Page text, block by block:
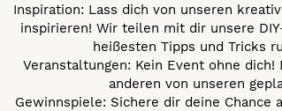
Inspiration: Lass dich von unseren
inspirieren! Wir teilen mit dir unsere
heißesten Tipps und Tricks
Veranstaltungen: Kein Event ohne
anderen von unseren
Gewinnspiele: Sichere dir deine Chance